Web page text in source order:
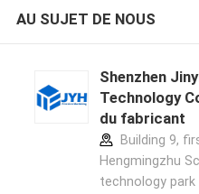
AU SUJET DE NOUS
Shenzhen
Technology
du fabricant
Building 9,
Hengmingzhu
technology park